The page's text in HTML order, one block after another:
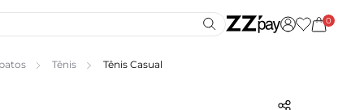
0
Tênis Tênis Casual